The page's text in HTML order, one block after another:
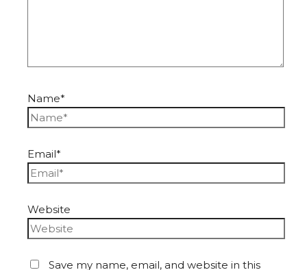
Name*
Email*
Website
Save my name, email, and website in this